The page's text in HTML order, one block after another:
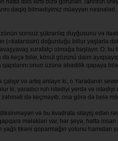
hətta İblis kimi bizə görünən Tanrının
dəqiq bilmədiyimiz mü­əy­yən nəsnələri,
son­suz şükranlıq duy­ğusunu və
(=katar­si­sin) doğurduğu billur yaş­larla
xurafatçı olmağa başlayır. O, bu
keçə bilər, könül gözünü daim
onun üzünə əbədilik qapaya
və ar­tıq anlayır ki, o Yaradanın
ki, yaradıcı ruh istədiyi yerdə və istədiyi
də keçməyib, ona görə də belə
və bu kvadrata sitayiş edən
mələkləri var, hər şeyə, hətta
tikəni qoparmağın yolunu hamıdan